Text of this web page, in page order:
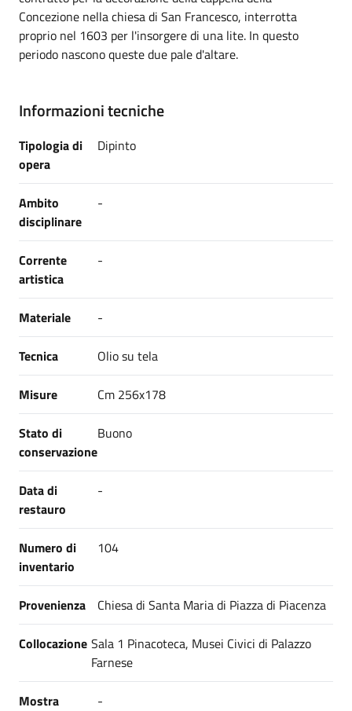
Concezione nella chiesa di San Francesco, interrotta
proprio nel 1603 per l'insorgere di una lite. In questo
periodo nascono queste due pale d'altare.
Informazioni tecniche
Tipologia di
opera
Dipinto
Ambito
disciplinare
-
Corrente
artistica
-
Materiale -
Tecnica Olio su tela
Misure Cm 256x178
Stato di
conservazione
Buono
Data di
restauro
-
Numero di
inventario
104
Provenienza Chiesa di Santa Maria di Piazza di Piacenza
Collocazione Sala 1 Pinacoteca, Musei Civici di Palazzo
Farnese
Mostra -